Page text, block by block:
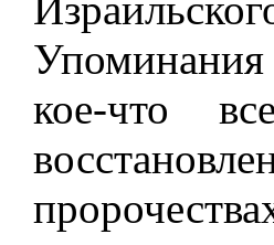
Упоминания
кое-что